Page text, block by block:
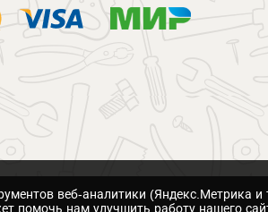
веб-аналитики (Яндекс.Метрика
помочь нам улучшить работу нашего